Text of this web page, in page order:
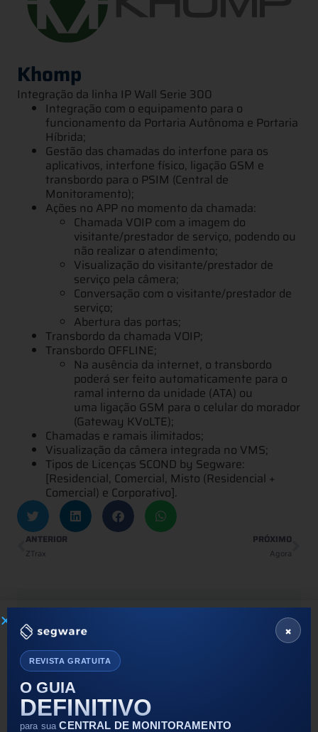
Khomp
Integração da linha IP Wall Serie 300
Integração com o equipamento para o
funcionamento da Portaria Autônoma e Portaria
Híbrida;
Gestão das chamadas do interfone para os
aplicativos, interfone físico, ligação GSM e
transbordo para o PSIM (Central de
Monitoramento);
Ações no APP no momento da chamada:
Chamada VOIP com a imagem do
visitante/prestador de serviço, podendo ou
não realizar o atendimento;
Visualização do visitante/prestador de
serviço pela câmera;
Conversação com o visitante/prestador de
serviço;
Abertura das portas;
Transbordo da chamada VOIP;
Transbordo OFFLINE;
Na ausência da internet, o transbordo
poderá ser feito automaticamente para o
ramal interno da unidade (ATA) ou
uma ligação GSM para o celular do morador
(Gateway KVoLTE);
Chamadas e ramais ilimitados;
Visualização da câmera integrada no VMS;
Tipos de Licenças SCOND by Segware:
[Residencial, Comercial, Misto (Residencial +
Comercial) e Corporativo].
ANTERIOR
ZTrax
PRÓXIMO
Agora
Sim, você mesmo que está querendo
desbloquear o nível mestre das soluções
Segware, e ainda ficar por dentro das
novidades mais quentes do mundo da
segurança eletrônica.
Chega mais e se inscreve na nossa newsletter!
×
REVISTA GRATUITA
O GUIA
DEFINITIVO
para sua CENTRAL DE MONITORAMENTO